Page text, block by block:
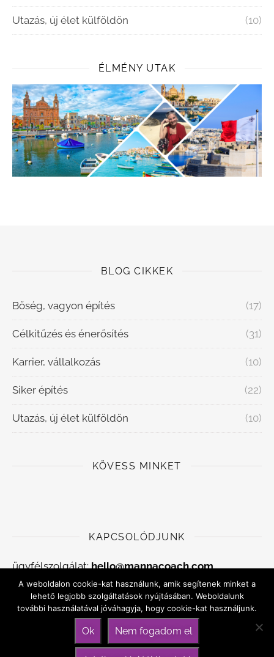
Utazás, új élet külföldön (10)
ÉLMÉNY UTAK
BLOG CIKKEK
Bőség, vagyon építés (17)
Célkitűzés és énerősítés (31)
Karrier, vállalkozás (10)
Siker építés (22)
Utazás, új élet külföldön (10)
KÖVESS MINKET
KAPCSOLÓDJUNK
ügyfélszolgálat:hello@mannacoach.com
Adatkezelési szabályzat
Általános szerződési feltételek
Kapcsolat, időpontfoglalás
A weboldalon cookie-kat használunk, amik segítenek minket a
lehető legjobb szolgáltatások nyújtásában. Weboldalunk
további használatával jóváhagyja, hogy cookie-kat használjunk.
Ok Nem fogadom el